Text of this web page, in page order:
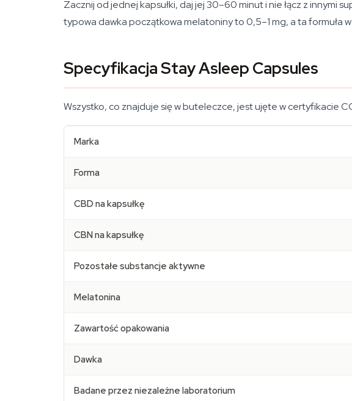
Zacznij od jednej kapsułki, daj jej 30–60 minut i nie łącz z innymi
typowa dawka początkowa melatoniny to 0,5–1 mg, a ta formuła
Specyfikacja Stay Asleep Capsules
Wszystko, co znajduje się w buteleczce, jest ujęte w certyfikacie
Marka
Forma
CBD na kapsułkę
CBN na kapsułkę
Pozostałe substancje aktywne
Melatonina
Zawartość opakowania
Dawka
Badane przez niezależne laboratorium